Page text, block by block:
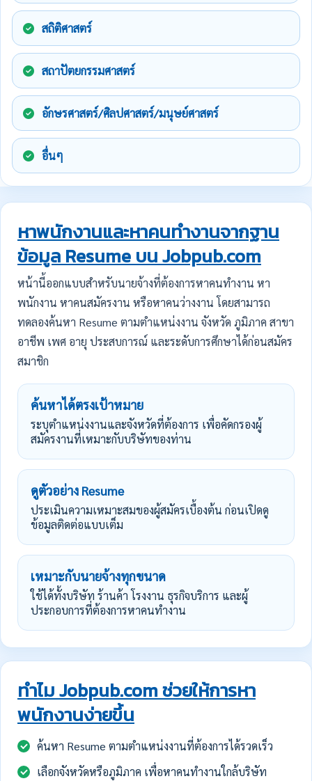
สถิติศาสตร์
สถาปัตยกรรมศาสตร์
อักษรศาสตร์/ศิลปศาสตร์/มนุษย์ศาสตร์
อื่นๆ
หาพนักงานและหาคนทำงานจากฐาน
ข้อมูล Resume บน Jobpub.com
หน้านี้ออกแบบสำหรับนายจ้างที่ต้องการหาคนทำงาน หา
พนักงาน หาคนสมัครงาน หรือหาคนว่างงาน โดยสามารถ
ทดลองค้นหา Resume ตามตำแหน่งงาน จังหวัด ภูมิภาค สาขา
อาชีพ เพศ อายุ ประสบการณ์ และระดับการศึกษาได้ก่อนสมัคร
สมาชิก
ค้นหาได้ตรงเป้าหมาย
ระบุตำแหน่งงานและจังหวัดที่ต้องการ เพื่อคัดกรองผู้
สมัครงานที่เหมาะกับบริษัทของท่าน
ดูตัวอย่าง Resume
ประเมินความเหมาะสมของผู้สมัครเบื้องต้น ก่อนเปิดดู
ข้อมูลติดต่อแบบเต็ม
เหมาะกับนายจ้างทุกขนาด
ใช้ได้ทั้งบริษัท ร้านค้า โรงงาน ธุรกิจบริการ และผู้
ประกอบการที่ต้องการหาคนทำงาน
ทำไม Jobpub.com ช่วยให้การหา
พนักงานง่ายขึ้น
ค้นหา Resume ตามตำแหน่งงานที่ต้องการได้รวดเร็ว
เลือกจังหวัดหรือภูมิภาค เพื่อหาคนทำงานใกล้บริษัท